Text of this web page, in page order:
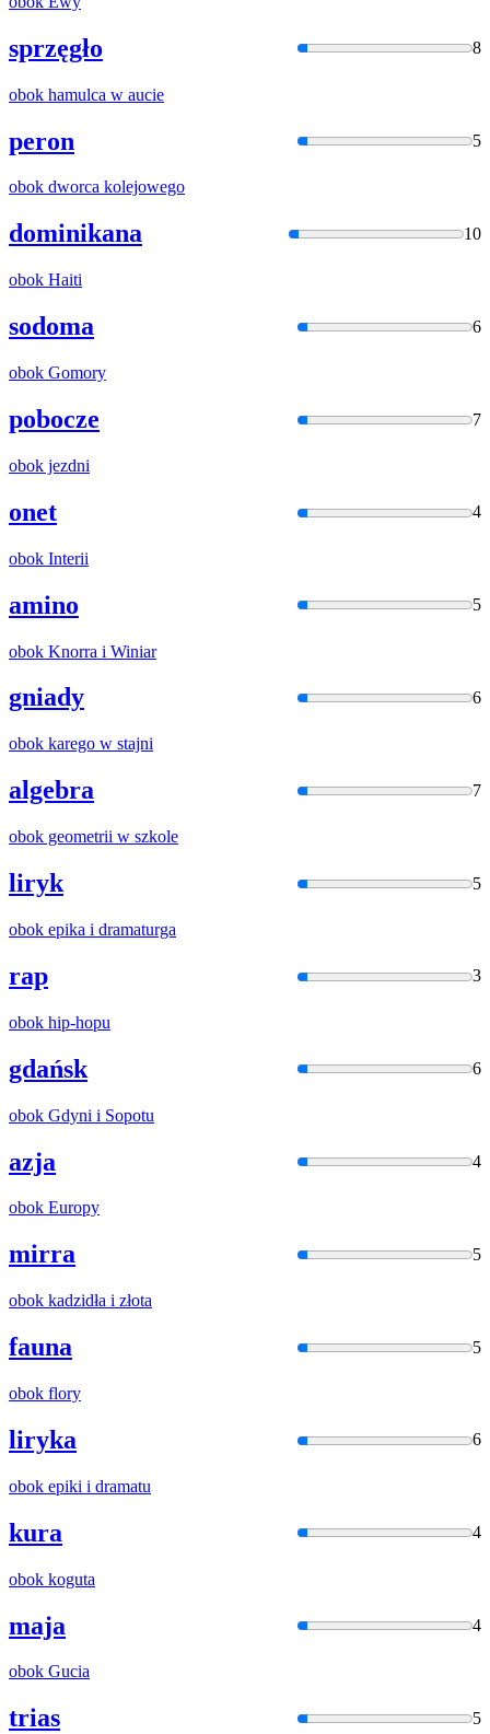
sprzęgło 8
obok hamulca w aucie
peron 5
obok dworca kolejowego
dominikana 10
obok Haiti
sodoma 6
obok Gomory
pobocze 7
obok jezdni
onet 4
obok Interii
amino 5
obok Knorra i Winiar
gniady 6
obok karego w stajni
algebra 7
obok geometrii w szkole
liryk 5
obok epika i dramaturga
rap 3
obok hip-hopu
gdańsk 6
obok Gdyni i Sopotu
azja 4
obok Europy
mirra 5
obok kadzidła i złota
fauna 5
obok flory
liryka 6
obok epiki i dramatu
kura 4
obok koguta
maja 4
obok Gucia
trias 5